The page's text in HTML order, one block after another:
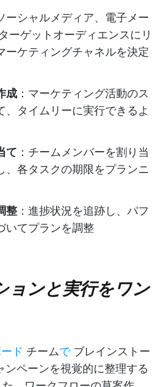
ーシャルメディア、電子メー
ーゲットオーディエンスにリ
ーケティングチャネルを決定
成 ：マーケティング活動のス
、タイムリーに実行できるよ
て ：チームメンバーを割り当
、各タスクの期限をプランニ
整 ：進捗状況を追跡し、パフ
いてプランを調整
ョンと実行をワン
ド チームで ブレインストー
ンペーンを視覚的に整理する